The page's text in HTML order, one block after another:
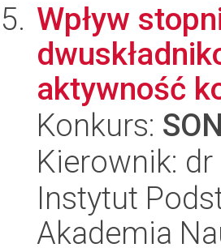
Wpływ
aktywność
Konkurs:
Kierownik: dr
Instytut
Akademia